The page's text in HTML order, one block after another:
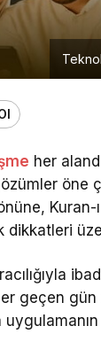
her
öne
dikkatleri
her geçen